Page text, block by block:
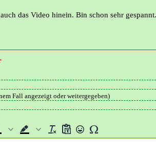
das Video hinein. Bin schon sehr gespannt.
Fall angezeigt oder weitergegeben)